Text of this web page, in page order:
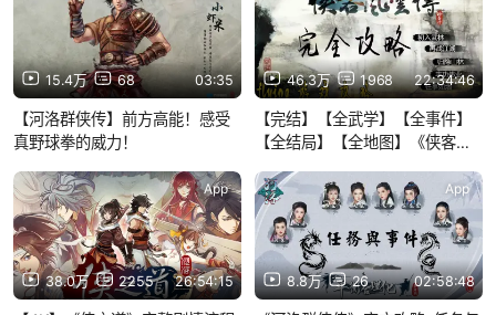
王帖+血刀大法强无敌
15.4万 68 03:35
【河洛群侠传】前方高能！感受
真野球拳的威力！
46.3万 1968 22:34:46
【完结】【全武学】【全事件】
【全结局】【全地图】《侠客风
【flyingway游戏攻略001】
38.0万 2255 26:54:15
App
8.8万 26 02:58:48
App